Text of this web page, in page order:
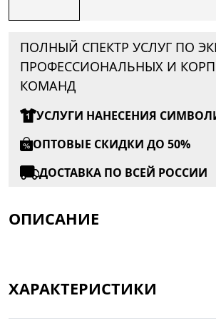
ПОЛНЫЙ СПЕКТР УСЛУГ ПО
ПРОФЕССИОНАЛЬНЫХ И
КОМАНД
УСЛУГИ НАНЕСЕНИЯ
ОПТОВЫЕ СКИДКИ ДО 50%
ДОСТАВКА ПО ВСЕЙ РОССИИ
ОПИСАНИЕ
ХАРАКТЕРИСТИКИ